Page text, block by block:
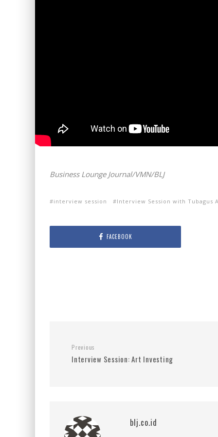
Business Lounge Journal/VMN/BLJ
interview session Interview Session with Tubagus
FACEBOOK
Previous
Interview Session: Art Investing
blj.co.id